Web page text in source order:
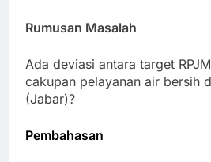
Rumusan Masalah
Ada deviasi antara target
cakupan pelayanan air bersih
(Jabar)?
Pembahasan